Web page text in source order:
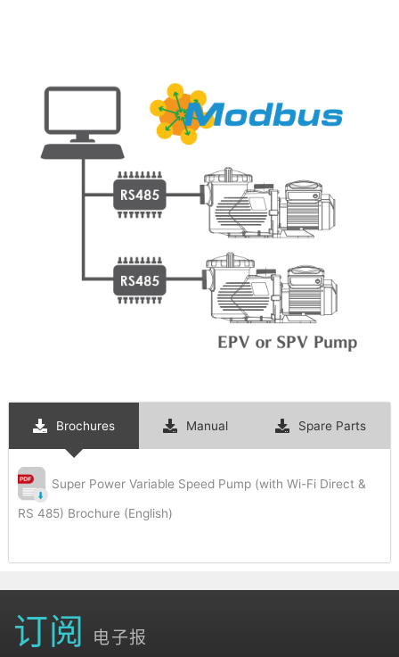
Brochures Manual Spare Parts
Super Power Variable Speed Pump (with Wi-Fi Direct &
RS 485) Brochure (English)
订阅 电子报